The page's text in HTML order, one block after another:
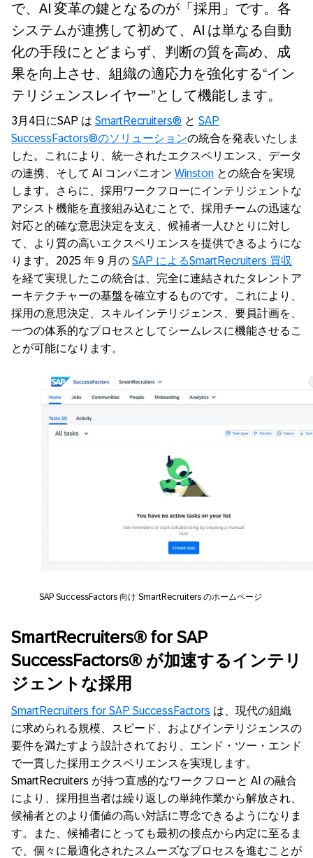
で、AI 変革の鍵となるのが「採用」です。各
システムが連携して初めて、AI は単なる自動
化の手段にとどまらず、判断の質を高め、成
果を向上させ、組織の適応力を強化する“イン
テリジェンスレイヤー”として機能します。
3月4日にSAP は SmartRecruiters® と SAP
SuccessFactors®のソリューションの統合を発表いたしま
した。これにより、統一されたエクスペリエンス、データ
の連携、そして AI コンパニオン Winston との統合を実現
します。さらに、採用ワークフローにインテリジェントな
アシスト機能を直接組み込むことで、採用チームの迅速な
対応と的確な意思決定を支え、候補者一人ひとりに対し
て、より質の高いエクスペリエンスを提供できるようにな
ります。2025 年 9 月の SAP によるSmartRecruiters 買収
を経て実現したこの統合は、完全に連結されたタレントア
ーキテクチャーの基盤を確立するものです。これにより、
採用の意思決定、スキルインテリジェンス、要員計画を、
一つの体系的なプロセスとしてシームレスに機能させるこ
とが可能になります。
SAP SuccessFactors 向け SmartRecruiters のホームページ
SmartRecruiters® for SAP
SuccessFactors® が加速するインテリ
ジェントな採用
SmartRecruiters for SAP SuccessFactors は、現代の組織
に求められる規模、スピード、およびインテリジェンスの
要件を満たすよう設計されており、エンド・ツー・エンド
で一貫した採用エクスペリエンスを実現します。
SmartRecruiters が持つ直感的なワークフローと AI の融合
により、採用担当者は繰り返しの単純作業から解放され、
候補者とのより価値の高い対話に専念できるようになりま
す。また、候補者にとっても最初の接点から内定に至るま
で、個々に最適化されたスムーズなプロセスを進むことが